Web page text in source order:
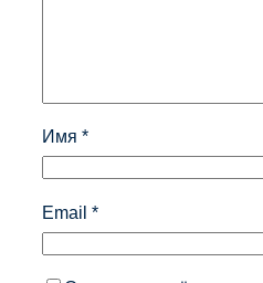
Имя *
Email *